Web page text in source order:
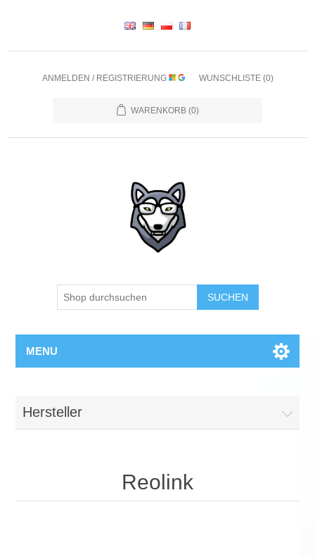
ANMELDEN / REGISTRIERUNG WUNSCHLISTE (0)
WARENKORB (0)
SUCHEN
MENU
Hersteller
Reolink